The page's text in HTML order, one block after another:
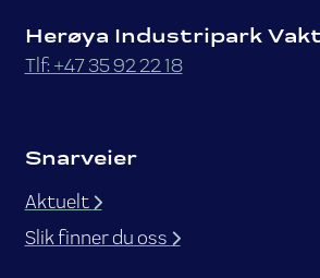
Herøya Industripark
Tlf: +47 35 92 22 18
Snarveier
Aktuelt
Slik finner du oss